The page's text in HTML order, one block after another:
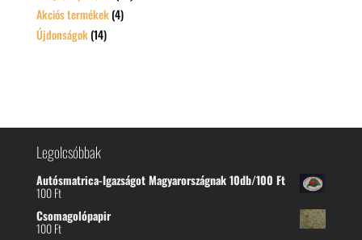
Akciós termékek (4)
Újdonságok (14)
Legolcsóbbak
Autósmatrica-Igazságot Magyarországnak 10db/100 Ft
100Ft
Csomagolópapir
100Ft